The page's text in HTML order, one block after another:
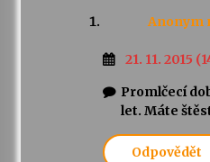
Anonym
21. 11. 2015
Promlčecí
let. Máte
Odpovědět